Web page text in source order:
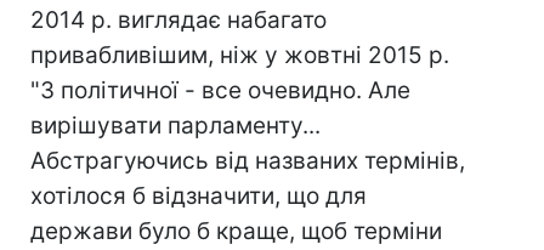
2014 р. виглядає набагато
привабливішим, ніж у жовтні 2015 р.
"З політичної - все очевидно. Але
вирішувати парламенту...
Абстрагуючись від названих термінів,
хотілося б відзначити, що для
держави було б краще, щоб терміни